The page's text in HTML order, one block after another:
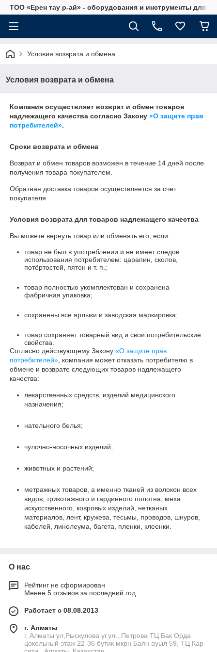
ТОО «Ерен тау р-ай» - оборудования и инструменты для
Условия возврата и обмена
Условия возврата и обмена
Компания осуществляет возврат и обмен товаров
надлежащего качества согласно Закону «О защите прав
потребителей».
Сроки возврата и обмена
Возврат и обмен товаров возможен в течение 14 дней после
получения товара покупателем.
Обратная доставка товаров осуществляется за счет
покупателя
Условия возврата для товаров надлежащего качества
Вы можете вернуть товар или обменять его, если:
товар не был в употреблении и не имеет следов
использования потребителем: царапин, сколов,
потёртостей, пятен и т. п.;
товар полностью укомплектован и сохранена
фабричная упаковка;
сохранены все ярлыки и заводская маркировка;
товар сохраняет товарный вид и свои потребительские
свойства.
Согласно действующему Закону «О защите прав
потребителей» , компания может отказать потребителю в
обмене и возврате следующих товаров надлежащего
качества:
лекарственных средств, изделий медицинского
назначения;
нательного белья;
чулочно-носочных изделий;
животных и растений;
метражных товаров, а именно тканей из волокон всех
видов, трикотажного и гардинного полотна, меха
искусственного, ковровых изделий, нетканых
материалов, лент, кружева, тесьмы, проводов, шнуров,
кабелей, линолеума, багета, пленки, клеенки.
О нас
Рейтинг не сформирован
Менее 5 отзывов за последний год
Работает с 08.08.2013
г. Алматы
г. Алматы ул,Рыскулова уг.ул., Петрова ТЦ Бак Орда
цокольный этаж 22-36 бутик мкрн Баян ауыл 59, ТЦ Кар